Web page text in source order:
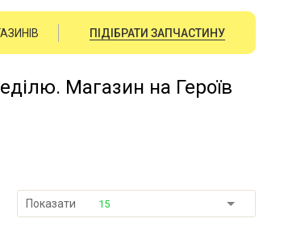
ПІДІБРАТИ ЗАПЧАСТИНУ
Магазин на Героїв
Показати 15